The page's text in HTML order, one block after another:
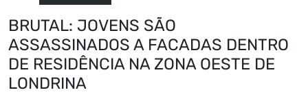
BRUTAL: JOVENS SÃO
ASSASSINADOS A FACADAS DENTRO
DE RESIDÊNCIA NA ZONA OESTE DE
LONDRINA